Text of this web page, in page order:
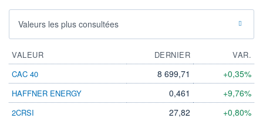
Valeurs les plus consultées
VALEUR DERNIER
VAR.
CAC 40
8 699,71 +0,35%
HAFFNER ENERGY 0,461 +9,76%
2CRSI 27,82 +0,80%